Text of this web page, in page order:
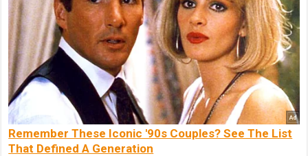
Remember These Iconic '90s Couples? See The List
That Defined A Generation